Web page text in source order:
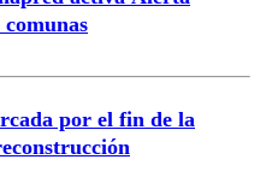
por el fin de la